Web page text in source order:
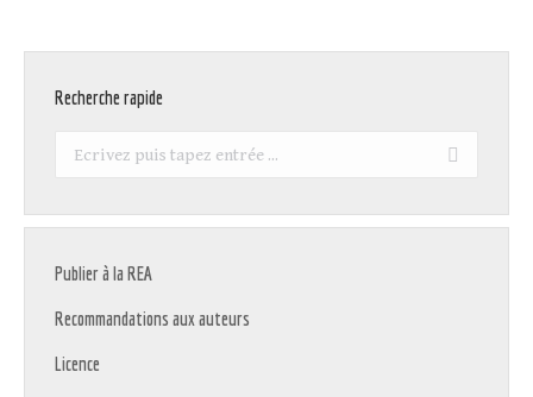
Recherche rapide
Recherche
Publier à la REA
Recommandations aux auteurs
Licence